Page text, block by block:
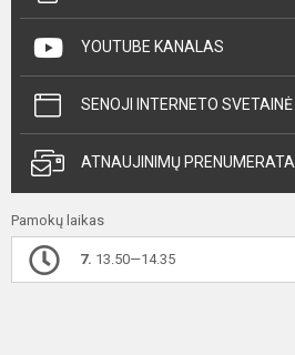
YOUTUBE KANALAS
SENOJI INTERNETO SVETAINĖ
ATNAUJINIMŲ PRENUMERATA
Pamokų laikas
7. 13.50—14.35